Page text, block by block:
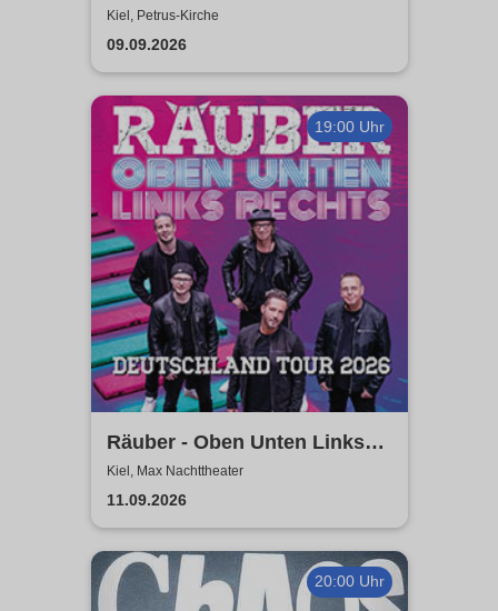
Mikrofone. Sonst nichts.
Kiel, Petrus-Kirche
09.09.2026
19:00 Uhr
Räuber - Oben Unten Links
Rechts
Kiel, Max Nachttheater
11.09.2026
20:00 Uhr